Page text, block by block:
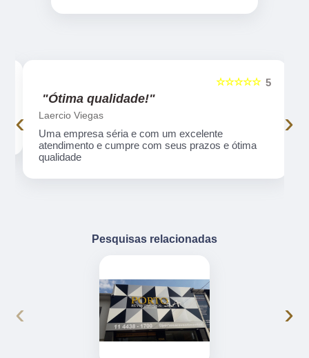
5
☆☆☆☆☆
"Ótima qualidade!"
Laercio Viegas
Uma empresa séria e com um excelente
atendimento e cumpre com seus prazos e ótima
qualidade
‹ ›
Pesquisas relacionadas
‹ ›